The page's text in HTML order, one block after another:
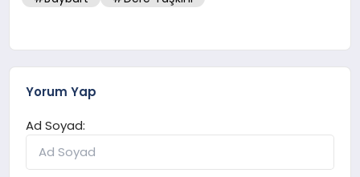
Yorum Yap
Ad Soyad: